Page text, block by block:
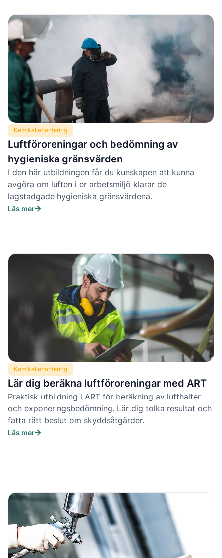
Kemikaliehantering
Luftföroreningar och bedömning av
hygieniska gränsvärden
I den här utbildningen får du kunskapen att kunna
avgöra om luften i er arbetsmiljö klarar de
lagstadgade hygieniska gränsvärdena.
Läs mer
Kemikaliehantering
Lär dig beräkna luftföroreningar med ART
Praktisk utbildning i ART för beräkning av lufthalter
och exponeringsbedömning. Lär dig tolka resultat och
fatta rätt beslut om skyddsåtgärder.
Läs mer